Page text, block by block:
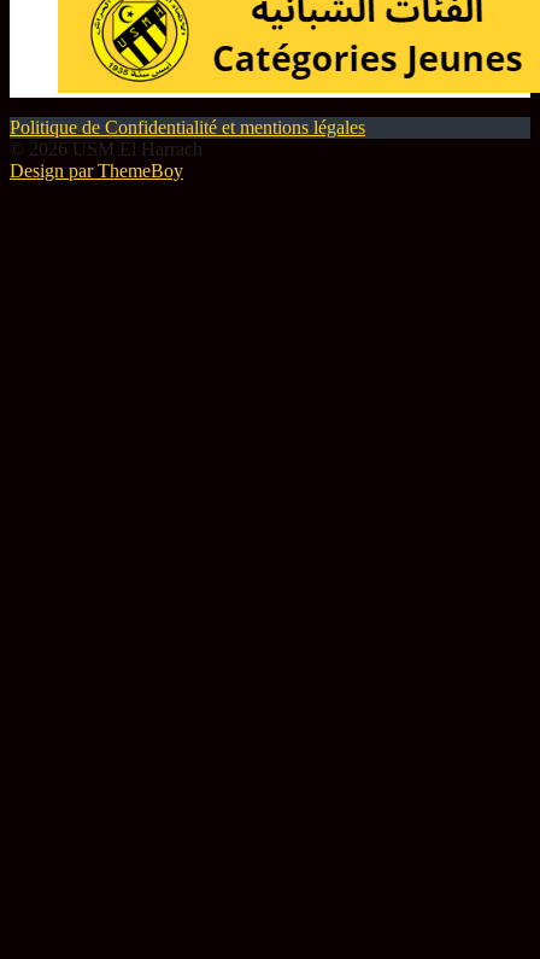
Politique de Confidentialité et mentions légales
© 2026 USM El Harrach
Design par ThemeBoy